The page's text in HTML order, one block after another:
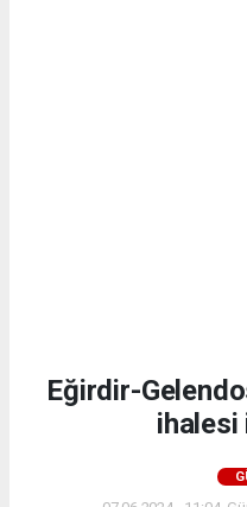
Eğirdir-
ihalesi